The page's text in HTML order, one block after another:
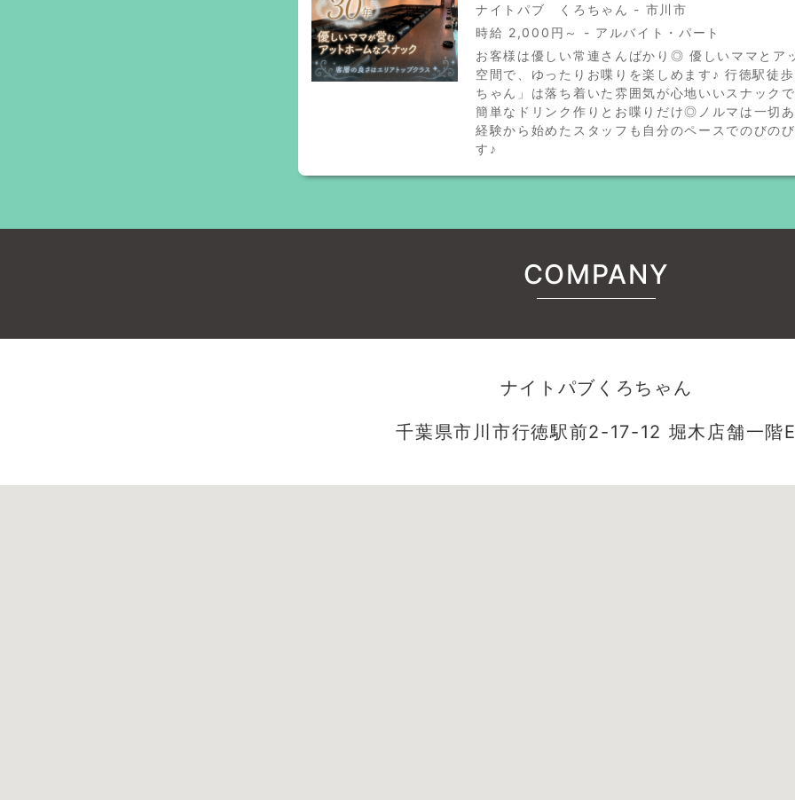
ナイトパブ くろちゃん - 市川市
時給 2,000円～ - アルバイト・パート
お客様は優しい常連さんばかり◎ 優しいママとア
空間で、ゆったりお喋りを楽しめます♪ 行徳駅徒
ちゃん」は落ち着いた雰囲気が心地いいスナック
簡単なドリンク作りとお喋りだけ◎ノルマは一切
経験から始めたスタッフも自分のペースでのびの
す♪
COMPANY
ナイトパブくろちゃん
千葉県市川市行徳駅前2-17-12 堀木店舗一階